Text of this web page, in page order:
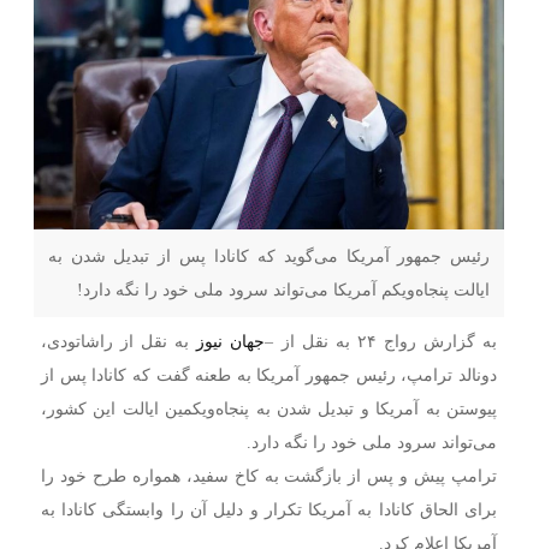
رئیس جمهور آمریکا می‌گوید که کانادا پس از تبدیل شدن به
ایالت پنجاه‌ویکم آمریکا می‌تواند سرود ملی خود را نگه دارد!
به گزارش رواج ۲۴ به نقل از – جهان نیوز
به نقل از راشاتودی،
دونالد ترامپ، رئیس جمهور آمریکا به طعنه گفت که کانادا پس از
پیوستن به آمریکا و تبدیل شدن به پنجاه‌ویکمین ایالت این کشور،
می‌تواند سرود ملی خود را نگه دارد.
ترامپ پیش و پس از بازگشت به کاخ سفید، همواره طرح خود را
برای الحاق کانادا به آمریکا تکرار و دلیل آن را وابستگی کانادا به
آمریکا اعلام کرد.